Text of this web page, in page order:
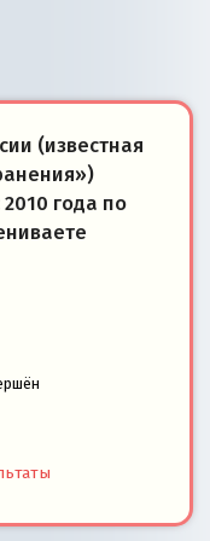
(известная
года по